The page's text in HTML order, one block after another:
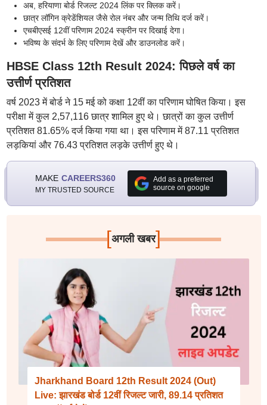
अब, हरियाणा बोर्ड रिजल्ट 2024 लिंक पर क्लिक करें।
छात्र लॉगिन क्रेडेंशियल जैसे रोल नंबर और जन्म तिथि दर्ज करें।
एचबीएसई 12वीं परिणाम 2024 स्क्रीन पर दिखाई देगा।
भविष्य के संदर्भ के लिए परिणाम देखें और डाउनलोड करें।
HBSE Class 12th Result 2024: पिछले वर्ष का
उत्तीर्ण प्रतिशत
वर्ष 2023 में बोर्ड ने 15 मई को कक्षा 12वीं का परिणाम घोषित किया। इस
परीक्षा में कुल 2,57,116 छात्र शामिल हुए थे। छात्रों का कुल उत्तीर्ण
प्रतिशत 81.65% दर्ज किया गया था। इस परिणाम में 87.11 प्रतिशत
लड़कियां और 76.43 प्रतिशत लड़के उत्तीर्ण हुए थे।
MAKE CAREERS360
MY TRUSTED SOURCE
Add as a preferred
source on google
[अगली खबर]
Jharkhand Board 12th Result 2024 (Out)
Live: झारखंड बोर्ड 12वीं रिजल्ट जारी, 89.14 प्रतिशत